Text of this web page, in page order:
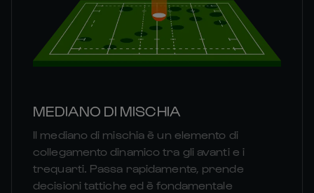
MEDIANO DI MISCHIA
Il mediano di mischia è un elemento di
collegamento dinamico tra gli avanti e i
trequarti. Passa rapidamente, prende
decisioni tattiche ed è fondamentale